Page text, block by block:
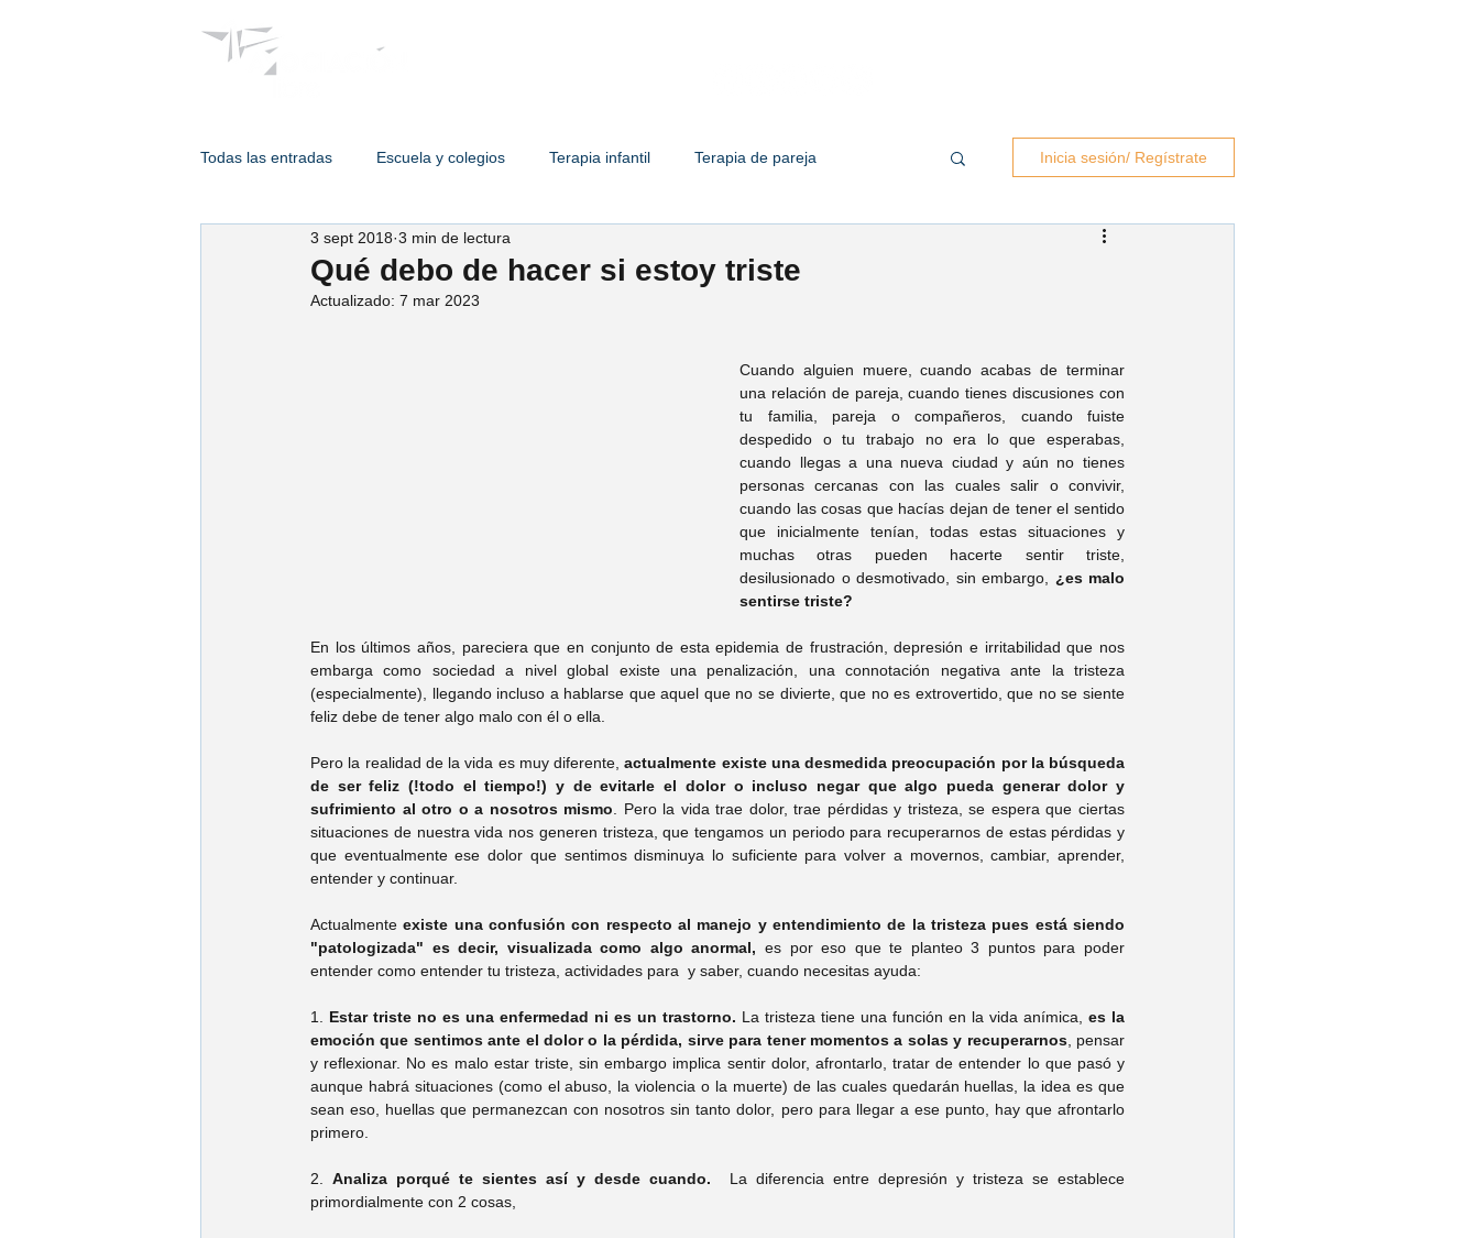
Todas las entradas Escuela y colegios Terapia infantil Terapia de pareja
Terapia de adulto Intervencion familiar
Psic. Omar Ramirez
Psic. Itzel Trejo
Psic. Yuridia Recio
Psic. Cynthia Gonzalez Psic. Carolina López Psic. Arturo Garay
Psic. José Ruy García Psic. Krysal Alonso Psic. Rocío Argüelles
Psic. Carolina Villarreal Psic. Leticia Muñíz
Inicia sesión/ Regístrate
Qué debo de hacer si estoy triste
3 sept 2018 3 min de lectura
Actualizado: 7 mar 2023
Cuando alguien muere, cuando acabas de terminar
una relación de pareja, cuando tienes discusiones con
tu familia, pareja o compañeros, cuando fuiste
despedido o tu trabajo no era lo que esperabas,
cuando llegas a una nueva ciudad y aún no tienes
personas cercanas con las cuales salir o convivir,
cuando las cosas que hacías dejan de tener el sentido
que inicialmente tenían, todas estas situaciones y
muchas otras pueden hacerte sentir triste,
desilusionado o desmotivado, sin embargo, ¿es malo
sentirse triste?
En los últimos años, pareciera que en conjunto de esta epidemia de frustración, depresión e irritabilidad que nos
embarga como sociedad a nivel global existe una penalización, una connotación negativa ante la tristeza
(especialmente), llegando incluso a hablarse que aquel que no se divierte, que no es extrovertido, que no se siente
feliz debe de tener algo malo con él o ella.
Pero la realidad de la vida es muy diferente, actualmente existe una desmedida preocupación por la búsqueda
de ser feliz (!todo el tiempo!) y de evitarle el dolor o incluso negar que algo pueda generar dolor y
sufrimiento al otro o a nosotros mismo . Pero la vida trae dolor, trae pérdidas y tristeza, se espera que ciertas
situaciones de nuestra vida nos generen tristeza, que tengamos un periodo para recuperarnos de estas pérdidas y
que eventualmente ese dolor que sentimos disminuya lo suficiente para volver a movernos, cambiar, aprender,
entender y continuar.
Actualmente existe una confusión con respecto al manejo y entendimiento de la tristeza pues está siendo
"patologizada" es decir, visualizada como algo anormal, es por eso que te planteo 3 puntos para poder
entender como entender tu tristeza, actividades para  y saber, cuando necesitas ayuda:
1. Estar triste no es una enfermedad ni es un trastorno. La tristeza tiene una función en la vida anímica, es la
emoción que sentimos ante el dolor o la pérdida, sirve para tener momentos a solas y recuperarnos, pensar
y reflexionar. No es malo estar triste, sin embargo implica sentir dolor, afrontarlo, tratar de entender lo que pasó y
aunque habrá situaciones (como el abuso, la violencia o la muerte) de las cuales quedarán huellas, la idea es que
sean eso, huellas que permanezcan con nosotros sin tanto dolor, pero para llegar a ese punto, hay que afrontarlo
primero.
2. Analiza porqué te sientes así y desde cuando.
La diferencia entre depresión y tristeza se establece
primordialmente con 2 cosas,